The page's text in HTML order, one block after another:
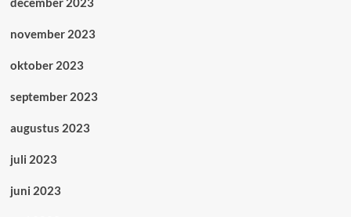
november 2023
oktober 2023
september 2023
augustus 2023
juli 2023
juni 2023